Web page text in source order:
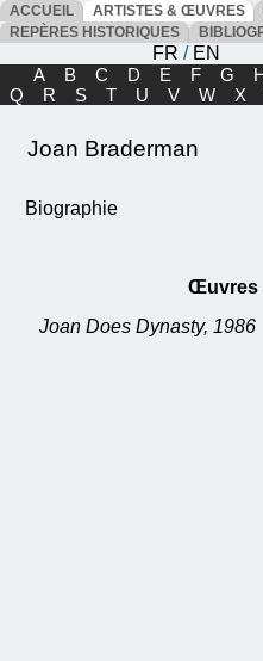
ACCUEIL ARTISTES & ŒUVRES
REPÈRES HISTORIQUES
FR / EN
A
B C D E F G
Q
R S T U V W X